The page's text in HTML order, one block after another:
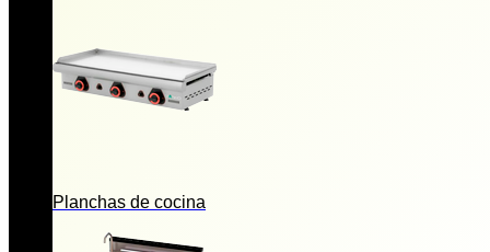
Planchas de cocina